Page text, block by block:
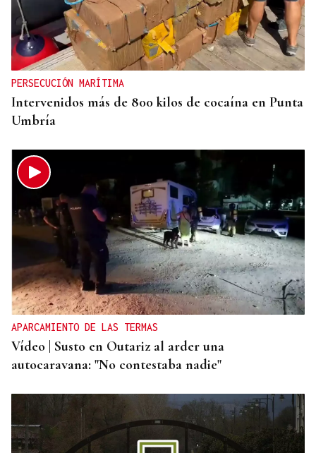
INFRAESTRUCTURAS
Xinzo estrena nueva travesía con carril bici y
zonas verdes
PERSECUCIÓN MARÍTIMA
Intervenidos más de 800 kilos de cocaína en Punta
Umbría
APARCAMIENTO DE LAS TERMAS
Vídeo | Susto en Outariz al arder una
autocaravana: "No contestaba nadie"